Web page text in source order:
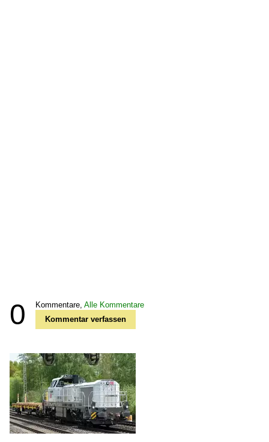
0 Kommentare, Alle Kommentare
Kommentar verfassen